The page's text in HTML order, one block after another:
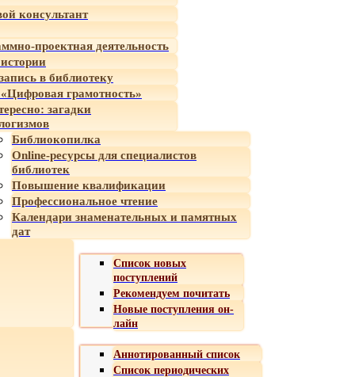
консультант
проектная деятельность
в библиотеку
грамотность»
загадки
Библиокопилка
Online-ресурсы для специалистов
библиотек
Повышение квалификации
Профессиональное чтение
Календари знаменательных и памятных
дат
Список новых
поступлений
Рекомендуем почитать
Новые поступления он-
лайн
Аннотированный список
Список периодических